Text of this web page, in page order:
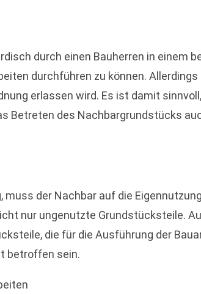
durch einen Bauherren in einem
durchführen zu können. Allerdings
erlassen wird. Es ist damit
Betreten des Nachbargrundstücks
der Nachbar auf die
nur ungenutzte Grundstücksteile.
die für die Ausführung der
betroffen sein.